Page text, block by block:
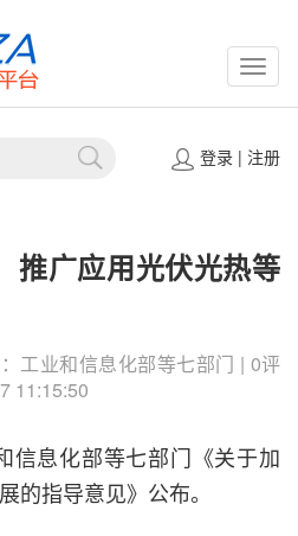
登录| 注册
推广应用光伏光热等
工业和信息化部等七部门 | 0评
11:15:50
信息化部等七部门《关于加
的指导意见》公布。